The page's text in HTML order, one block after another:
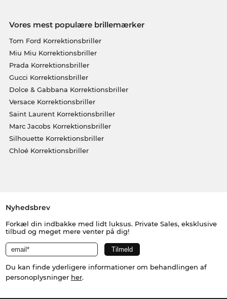
Vores mest populære brillemærker
Tom Ford Korrektionsbriller
Miu Miu Korrektionsbriller
Prada Korrektionsbriller
Gucci Korrektionsbriller
Dolce & Gabbana Korrektionsbriller
Versace Korrektionsbriller
Saint Laurent Korrektionsbriller
Marc Jacobs Korrektionsbriller
Silhouette Korrektionsbriller
Chloé Korrektionsbriller
Nyhedsbrev
Forkæl din indbakke med lidt luksus. Private Sales, eksklusive
tilbud og meget mere venter på dig!
Du kan finde yderligere informationer om behandlingen af
personoplysninger her.